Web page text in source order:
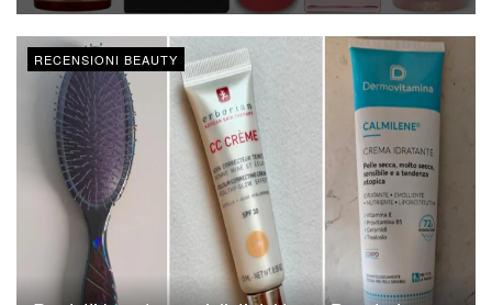
RECENSIONI BEAUTY